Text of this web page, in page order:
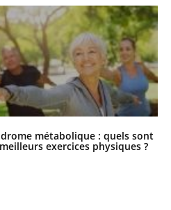
métabolique : quels sont
exercices physiques ?